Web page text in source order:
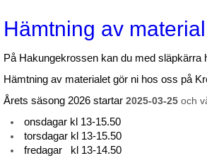
Hämtning av
På Hakungekrossen kan du med släpkärra
Hämtning av materialet gör ni hos oss på
Årets säsong 2026 startar 2025-03-25 och
onsdagar kl 13-15.50
torsdagar kl 13-15.50
fredagar kl 13-14.50